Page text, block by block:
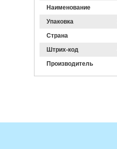
Наименование
Упаковка
Страна
Штрих-код
Производитель